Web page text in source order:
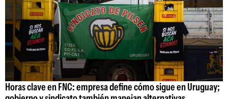
Horas clave en FNC: empresa define cómo sigue en Uruguay;